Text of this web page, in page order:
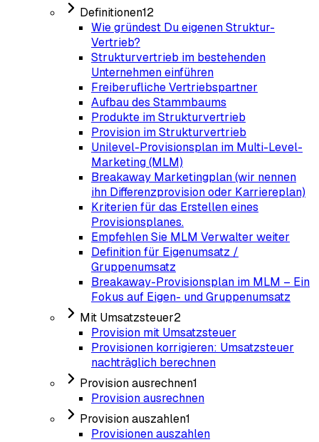
Definitionen12
Wie gründest Du eigenen Struktur-
Vertrieb?
Strukturvertrieb im bestehenden
Unternehmen einführen
Freiberufliche Vertriebspartner
Aufbau des Stammbaums
Produkte im Strukturvertrieb
Provision im Strukturvertrieb
Unilevel-Provisionsplan im Multi-Level-
Marketing (MLM)
Breakaway Marketingplan (wir nennen
ihn Differenzprovision oder Karriereplan)
Kriterien für das Erstellen eines
Provisionsplanes.
Empfehlen Sie MLM Verwalter weiter
Definition für Eigenumsatz /
Gruppenumsatz
Breakaway-Provisionsplan im MLM – Ein
Fokus auf Eigen- und Gruppenumsatz
Mit Umsatzsteuer2
Provision mit Umsatzsteuer
Provisionen korrigieren: Umsatzsteuer
nachträglich berechnen
Provision ausrechnen1
Provision ausrechnen
Provision auszahlen1
Provisionen auszahlen